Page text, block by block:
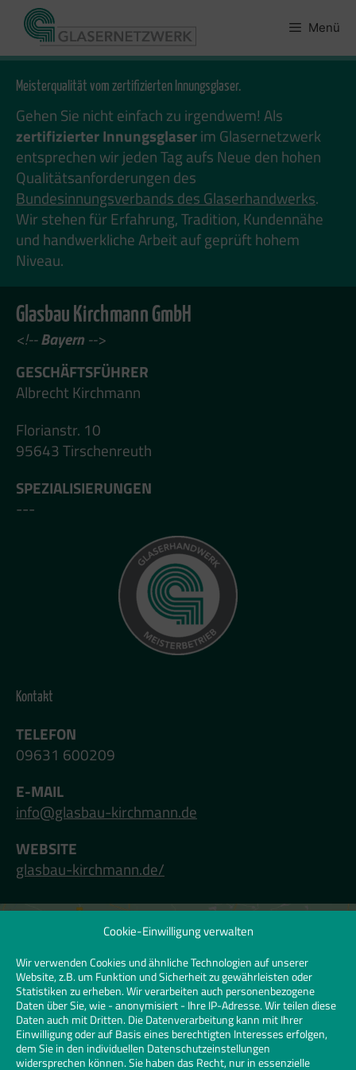
Cookie-Einwilligung verwalten
Wir verwenden Cookies und ähnliche Technologien auf unserer
Website, z.B. um Funktion und Sicherheit zu gewährleisten oder
Statistiken zu erheben. Wir verarbeiten auch personenbezogene
Daten über Sie, wie - anonymisiert - Ihre IP-Adresse. Wir teilen diese
Daten auch mit Dritten. Die Datenverarbeitung kann mit Ihrer
Einwilligung oder auf Basis eines berechtigten Interesses erfolgen,
dem Sie in den individuellen Datenschutzeinstellungen
widersprechen können. Sie haben das Recht, nur in essenzielle
Zum
Inhalt
springen
Menü
Meisterqualität vom zertifizierten Innungsglaser.
Gehen Sie nicht einfach zu irgendwem! Als
zertifizierter Innungsglaserim Glasernetzwerk
entsprechen wir jeden Tag aufs Neue den hohen
Qualitätsanforderungen des
Bundesinnungsverbands des Glaserhandwerks.
Wir stehen für Erfahrung, Tradition, Kundennähe
und handwerkliche Arbeit auf geprüft hohem
Niveau.
Glasbau Kirchmann GmbH
<!--Bayern -->
GESCHÄFTSFÜHRER
Albrecht Kirchmann
Florianstr. 10
95643 Tirschenreuth
SPEZIALISIERUNGEN
---
Kontakt
TELEFON
09631 600209
E-MAIL
info@glasbau-kirchmann.de
WEBSITE
glasbau-kirchmann.de/
Klicken Sie hier, um Marketing-Cookies zu
akzeptieren und diesen Inhalt zu
aktivieren | Click to accept marketing
cookies and enable this content